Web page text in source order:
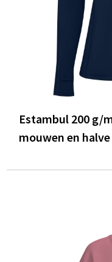
Estambul 200 g/
mouwen en